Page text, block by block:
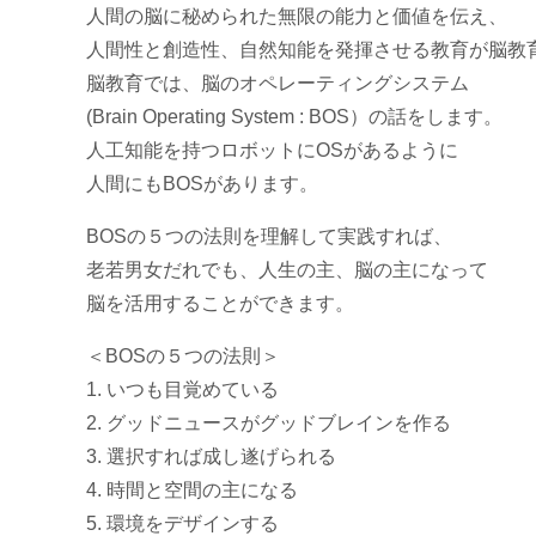
人間の脳に秘められた無限の能力と価値を伝え、
人間性と創造性、自然知能を発揮させる教育が脳教
脳教育では、脳のオペレーティングシステム
(Brain Operating System : BOS）の話をします。
人工知能を持つロボットにOSがあるように
人間にもBOSがあります。
BOSの５つの法則を理解して実践すれば、
老若男女だれでも、人生の主、脳の主になって
脳を活用することができます。
＜BOSの５つの法則＞
1. いつも目覚めている
2. グッドニュースがグッドブレインを作る
3. 選択すれば成し遂げられる
4. 時間と空間の主になる
5. 環境をデザインする